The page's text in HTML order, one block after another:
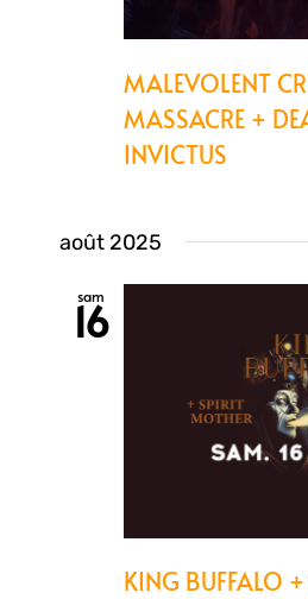
MALEVOLENT
MASSACRE +
INVICTUS
août 2025
sam
16
KING BUFFALO